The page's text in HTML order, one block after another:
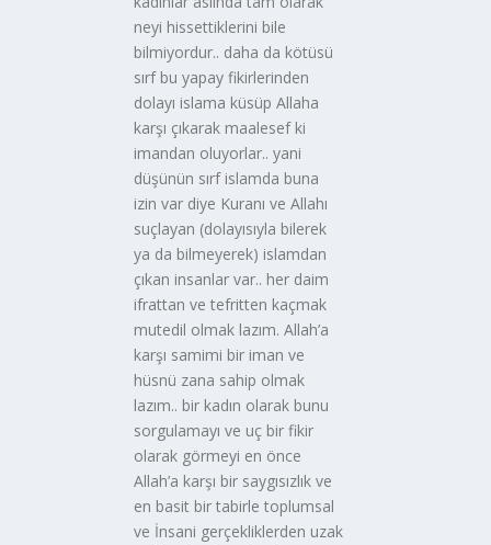
neyi hissettiklerini bile
bilmiyordur.. daha da kötüsü
sırf bu yapay fikirlerinden
dolayı islama küsüp Allaha
karşı çıkarak maalesef ki
imandan oluyorlar.. yani
düşünün sırf islamda buna
izin var diye Kuranı ve Allahı
suçlayan (dolayısıyla bilerek
ya da bilmeyerek) islamdan
çıkan insanlar var.. her daim
ifrattan ve tefritten kaçmak
mutedil olmak lazım. Allah’a
karşı samimi bir iman ve
hüsnü zana sahip olmak
lazım.. bir kadın olarak bunu
sorgulamayı ve uç bir fikir
olarak görmeyi en önce
Allah’a karşı bir saygısızlık ve
en basit bir tabirle toplumsal
ve İnsani gerçekliklerden uzak